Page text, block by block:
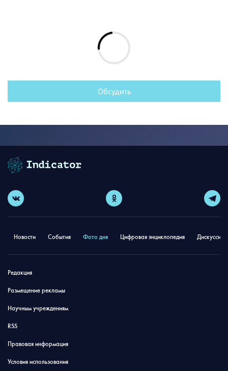
Обсудить
Новости События Фото дня Цифровая энциклопедия
Редакция
Размещение рекламы
Научным учреждениям
RSS
Правовая информация
Условия использования